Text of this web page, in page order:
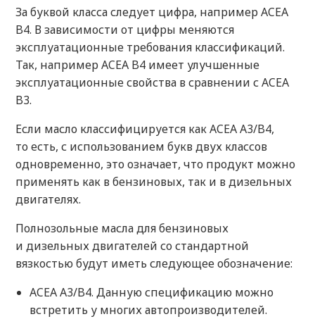
За буквой класса следует цифра, например ACEA
B4. В зависимости от цифры меняются
эксплуатационные требования классификаций.
Так, например ACEA B4 имеет улучшенные
эксплуатационные свойства в сравнении с ACEA
B3.
Если масло классифицируется как ACEA A3/B4,
то есть, с использованием букв двух классов
одновременно, это означает, что продукт можно
применять как в бензиновых, так и в дизельных
двигателях.
Полнозольные масла для бензиновых
и дизельных двигателей со стандартной
вязкостью будут иметь следующее обозначение:
ACEA A3/B4. Данную спецификацию можно
встретить у многих автопроизводителей.